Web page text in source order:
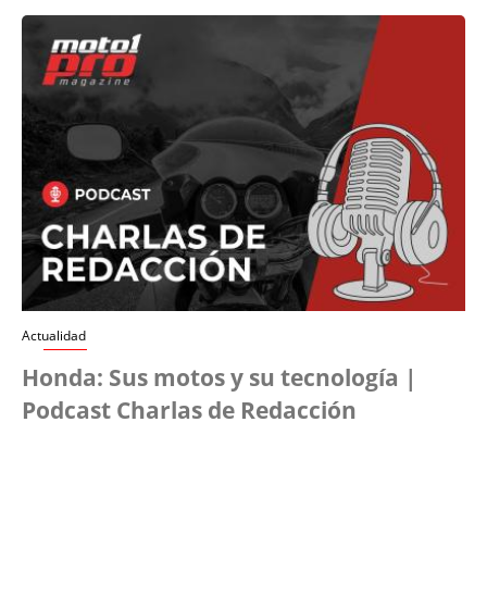
Actualidad
Honda: Sus motos y su tecnología |
Podcast Charlas de Redacción